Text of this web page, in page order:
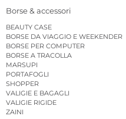
Borse & accessori
BEAUTY CASE
BORSE DA VIAGGIO E WEEKENDER
BORSE PER COMPUTER
BORSE A TRACOLLA
MARSUPI
PORTAFOGLI
SHOPPER
VALIGIE E BAGAGLI
VALIGIE RIGIDE
ZAINI